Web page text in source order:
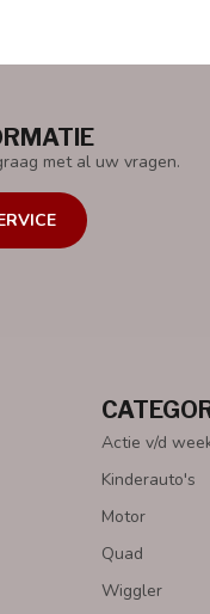
met al uw vragen.
Actie v/d
Kinderauto's
Motor
Quad
Wiggler